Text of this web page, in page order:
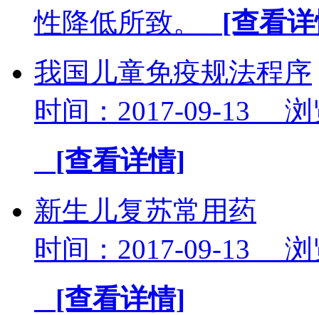
性降低所致。 [查看
我国儿童免疫规法程序
时间：2017-09-13 浏
[查看详情]
新生儿复苏常用药
时间：2017-09-13 浏
[查看详情]